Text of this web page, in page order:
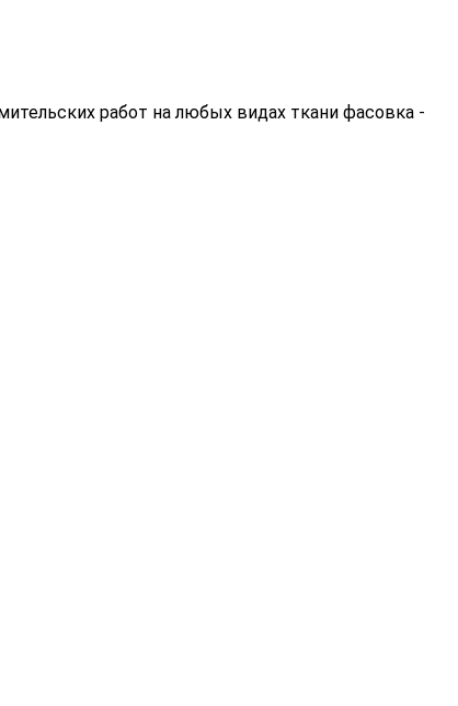
работ на любых видах ткани фасовка -